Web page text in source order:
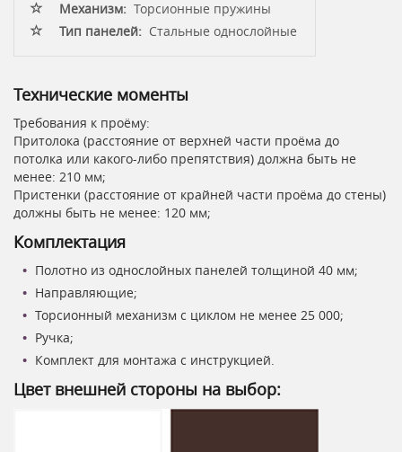
Механизм: Торсионные пружины
Тип панелей: Стальные однослойные
Технические моменты
Требования к проёму:
Притолока (расстояние от верхней части проёма до
потолка или какого-либо препятствия) должна быть не
менее: 210 мм;
Пристенки (расстояние от крайней части проёма до стены)
должны быть не менее: 120 мм;
Комплектация
Полотно из однослойных панелей толщиной 40 мм;
Направляющие;
Торсионный механизм с циклом не менее 25 000;
Ручка;
Комплект для монтажа с инструкцией.
Цвет внешней стороны на выбор: